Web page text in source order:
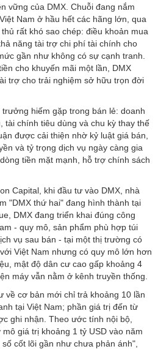
vững của DMX. Chuỗi đang nắm
Nam ở hầu hết các hãng lớn, qua
rất khó sao chép: điều khoản mua
năng tài trợ chi phí tài chính cho
gần như không có sự cạnh tranh.
cho khuyến mãi một lần, DMX
trợ cho trải nghiệm sở hữu trọn đời
hiếm gặp trong bán lẻ: doanh
tài chính tiêu dùng và chu kỳ thay thế
được cải thiện nhờ kỷ luật giá bán,
và tỷ trọng dịch vụ ngày càng gia
tiền mặt mạnh, hỗ trợ chính sách
Capital, khi đầu tư vào DMX, nhà
"DMX thứ hai" đang hình thành tại
DMX đang triển khai đúng công
- quy mô, sản phẩm phù hợp túi
vụ sau bán - tại một thị trường có
Việt Nam nhưng có quy mô lớn hơn
mật độ dân cư cao gấp khoảng 4
máy vẫn nằm ở kênh truyền thống.
về cơ bản mới chỉ trả khoảng 10 lần
tại Việt Nam; phần giá trị đến từ
ghi nhận. Theo ước tính nội bộ,
giá trị khoảng 1 tỷ USD vào năm
cốt lõi gần như chưa phản ánh",